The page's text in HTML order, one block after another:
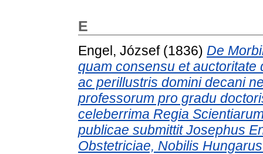
E
Engel, József(1836) De
quam consensu et
ac perillustris domini decani
professorum pro gradu
celeberrima Regia
publicae submittit Josephus
Obstetriciae, Nobilis